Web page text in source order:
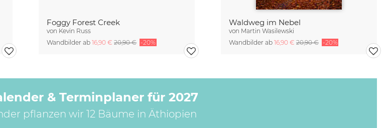
Foggy Forest Creek
von Kevin Russ
Wandbilder ab16,90 €20,90 € -20%
Waldweg im Nebel
von Martin Wasilewski
Wandbilder ab16,90 €20,90 € -20%
& Terminplaner für 2027
pflanzen wir 12 Bäume in Äthiopien